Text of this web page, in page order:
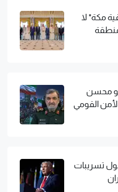
مكة" لا
هو محسن
القومي
تسريبات